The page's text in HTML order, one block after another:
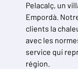
Pelacalç, un
Empordà.
clients la
avec les
service qui
région.